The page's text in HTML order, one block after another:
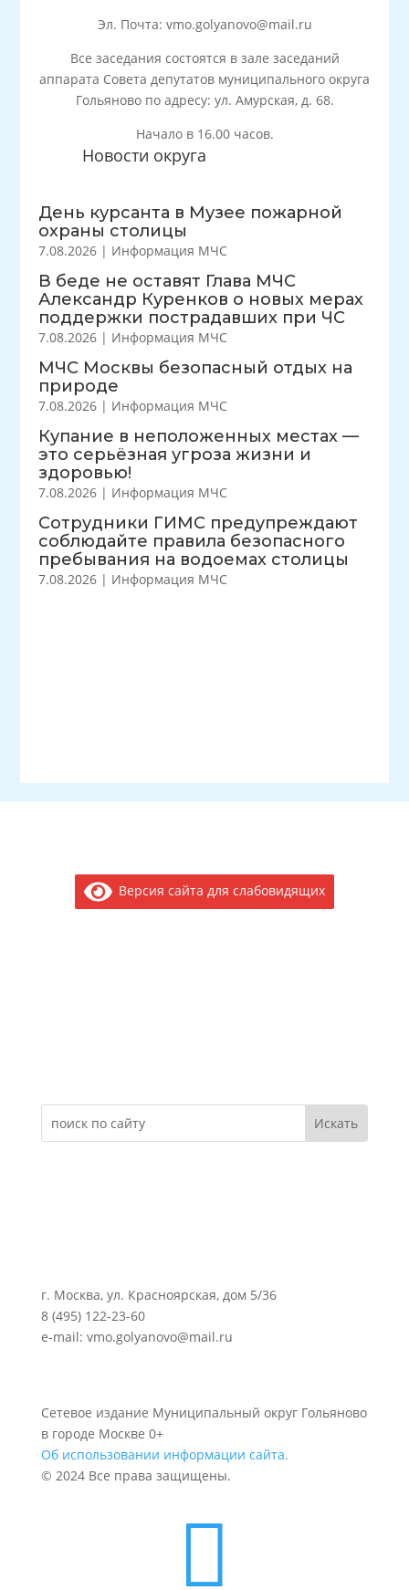
Новости округа
День курсанта в Музее пожарной
охраны столицы
7.08.2026 | Информация МЧС
В беде не оставят Глава МЧС
Александр Куренков о новых мерах
поддержки пострадавших при ЧС
7.08.2026 | Информация МЧС
МЧС Москвы безопасный отдых на
природе
7.08.2026 | Информация МЧС
Купание в неположенных местах —
это серьёзная угроза жизни и
здоровью!
7.08.2026 | Информация МЧС
Сотрудники ГИМС предупреждают
соблюдайте правила безопасного
пребывания на водоемах столицы
7.08.2026 | Информация МЧС
Эл. Почта: vmo.golyanovo@mail.ru
Все заседания состоятся в зале заседаний
аппарата Совета депутатов муниципального округа
Гольяново по адресу: ул. Амурская, д. 68.
Начало в 16.00 часов.
Версия сайта для слабовидящих
г. Москва, ул. Красноярская, дом 5/36
8 (495) 122-23-60
e-mail: vmo.golyanovo@mail.ru
Сетевое издание Муниципальный округ Гольяново
в городе Москве 0+
Об использовании информации сайта.
© 2024 Все права защищены.
